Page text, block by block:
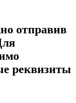
отправив
реквизиты